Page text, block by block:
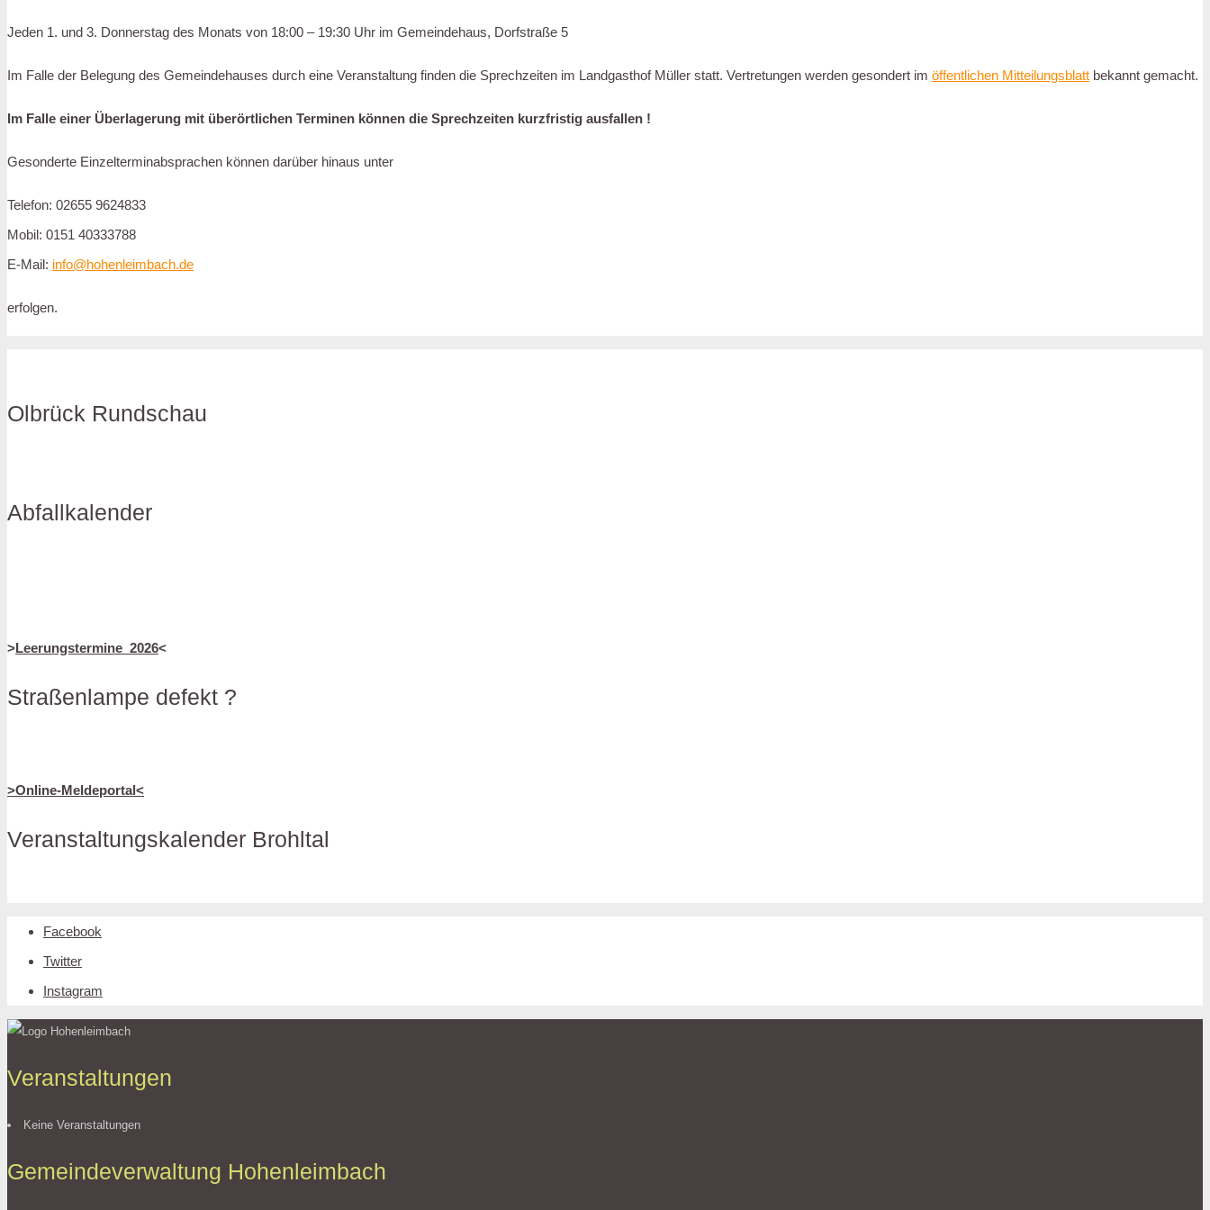
Jeden 1. und 3. Donnerstag des Monats von 18:00 – 19:30 Uhr im Gemeindehaus, Dorfstraße 5
Im Falle der Belegung des Gemeindehauses durch eine Veranstaltung finden die Sprechzeiten im Landgasthof Müller statt. Vertretungen werden gesondert im öffentlichen Mitteilungsblatt bekannt gemacht.
Im Falle einer Überlagerung mit überörtlichen Terminen können die Sprechzeiten kurzfristig ausfallen !
Gesonderte Einzelterminabsprachen können darüber hinaus unter
Telefon: 02655 9624833
Mobil: 0151 40333788
E-Mail: info@hohenleimbach.de
erfolgen.
Olbrück Rundschau
Abfallkalender
>Leerungstermine_2026<
Straßenlampe defekt ?
>Online-Meldeportal<
Veranstaltungskalender Brohltal
Facebook
Twitter
Instagram
Veranstaltungen
Keine Veranstaltungen
Gemeindeverwaltung Hohenleimbach